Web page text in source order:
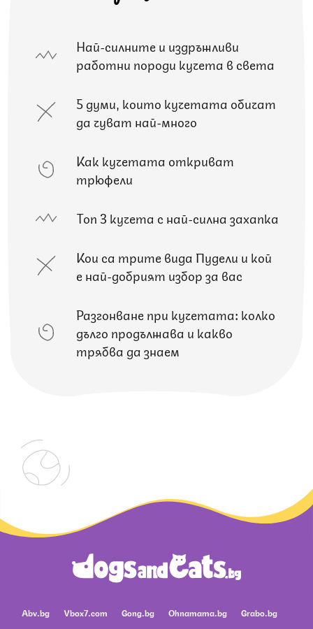
Най-силните и издръжливи
работни породи кучета в света
5 думи, които кучетата обичат
да чуват най-много
Как кучетата откриват
трюфели
Топ 3 кучета с най-силна захапка
Кои са трите вида Пудели и кой
е най-добрият избор за вас
Разгонване при кучетата: колко
дълго продължава и какво
трябва да знаем
Abv.bg Vbox7.com Gong.bg Ohnamama.bg Grabo.bg